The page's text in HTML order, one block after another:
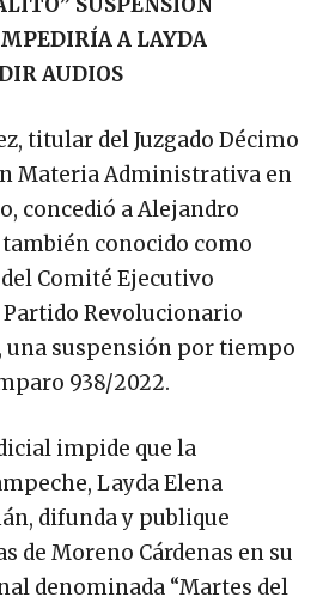
SUSPENSIÓN
A LAYDA
AUDIOS
titular del Juzgado Décimo
Materia Administrativa en
concedió a Alejandro
conocido como
Comité Ejecutivo
Partido Revolucionario
una suspensión por tiempo
938/2022.
impide que la
Layda Elena
difunda y publique
de Moreno Cárdenas en su
denominada “Martes del